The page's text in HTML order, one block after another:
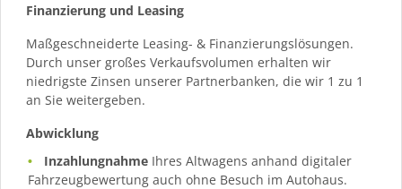
Finanzierung und Leasing
Maßgeschneiderte Leasing- & Finanzierungslösungen.
Durch unser großes Verkaufsvolumen erhalten wir
niedrigste Zinsen unserer Partnerbanken, die wir 1 zu 1
an Sie weitergeben.
Abwicklung
Inzahlungnahme Ihres Altwagens anhand digitaler
Fahrzeugbewertung auch ohne Besuch im Autohaus.